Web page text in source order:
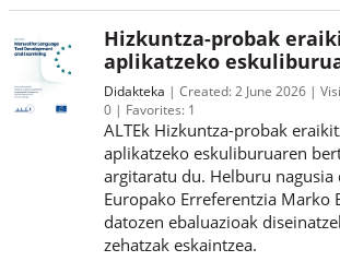
Hizkuntza-probak
aplikatzeko
Didakteka Created: 2 June 2026
0
Favorites: 1
ALTEk Hizkuntza-probak
aplikatzeko eskuliburuaren
argitaratu du. Helburu nagusia
Europako Erreferentzia Marko
datozen ebaluazioak
zehatzak eskaintzea.